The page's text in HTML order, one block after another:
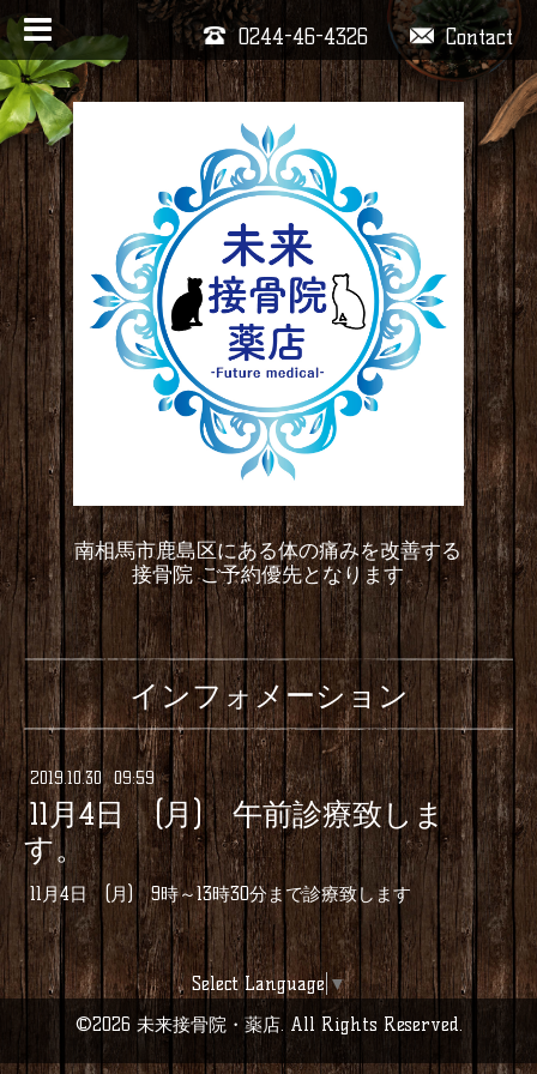
Contact
0244-46-4326
南相馬市鹿島区にある体の痛みを改善する
接骨院 ご予約優先となります
インフォメーション
2019.10.30 09:59
11月4日 (月) 午前診療致しま
す。
11月4日 (月) 9時～13時30分まで診療致します
Select Language ▼
©2026 未来接骨院・薬店. All Rights Reserved.